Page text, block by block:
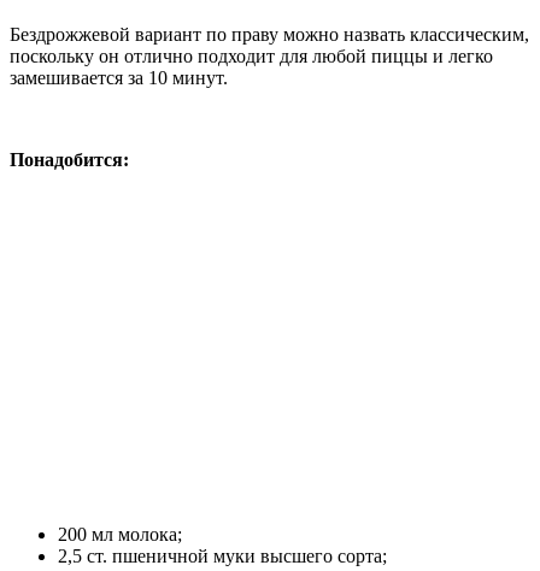
Бездрожжевой вариант по праву можно назвать классическим,
поскольку он отлично подходит для любой пиццы и легко
замешивается за 10 минут.
Понадобится:
200 мл молока;
2,5 ст. пшеничной муки высшего сорта;